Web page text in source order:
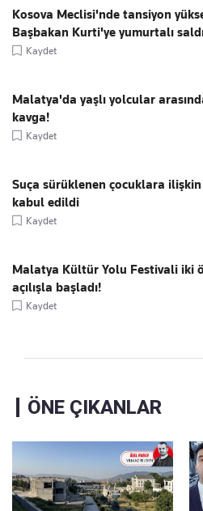
Kosova Meclisi'nde tansiyon
Başbakan Kurti'ye yumurtalı
Kaydet
Malatya'da yaşlı yolcular
kavga!
Kaydet
Suça sürüklenen çocuklara
kabul edildi
Kaydet
Malatya Kültür Yolu Festivali iki
açılışla başladı!
Kaydet
ÖNE ÇIKANLAR